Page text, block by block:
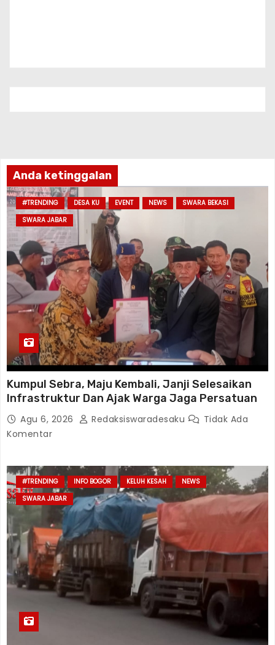
Anda ketinggalan
#TRENDING DESA KU EVENT NEWS
SWARA BEKASI
SWARA JABAR
Kumpul Sebra, Maju Kembali, Janji Selesaikan
Infrastruktur Dan Ajak Warga Jaga Persatuan
Agu 6, 2026 Redaksiswaradesaku
Tidak Ada
Komentar
#TRENDING INFO BOGOR KELUH KESAH
NEWS
SWARA JABAR